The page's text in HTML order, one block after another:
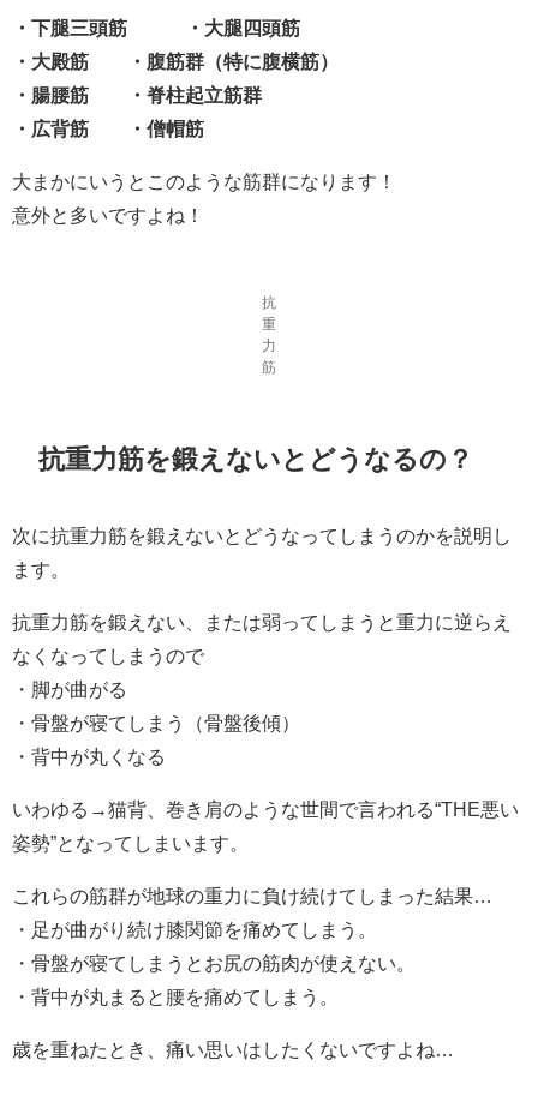
・下腿三頭筋 ・大腿四頭筋
・大殿筋 ・腹筋群（特に腹横筋）
・腸腰筋 ・脊柱起立筋群
・広背筋 ・僧帽筋
大まかにいうとこのような筋群になります！
意外と多いですよね！
抗
重
力
筋
抗重力筋を鍛えないとどうなるの？
次に抗重力筋を鍛えないとどうなってしまうのかを説明し
ます。
抗重力筋を鍛えない、または弱ってしまうと重力に逆らえ
なくなってしまうので
・脚が曲がる
・骨盤が寝てしまう（骨盤後傾）
・背中が丸くなる
いわゆる→猫背、巻き肩のような世間で言われる“THE悪い
姿勢”となってしまいます。
これらの筋群が地球の重力に負け続けてしまった結果…
・足が曲がり続け膝関節を痛めてしまう。
・骨盤が寝てしまうとお尻の筋肉が使えない。
・背中が丸まると腰を痛めてしまう。
歳を重ねたとき、痛い思いはしたくないですよね…